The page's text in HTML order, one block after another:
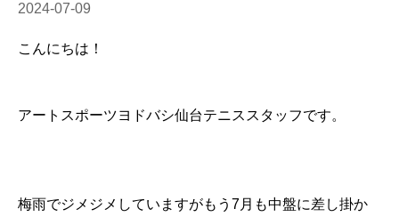
2024-07-09
こんにちは！
アートスポーツヨドバシ仙台テニススタッフです。
梅雨でジメジメしていますがもう7月も中盤に差し掛か